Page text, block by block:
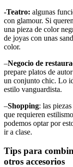
-Teatro: algunas
con glamour. Si
una pieza de color
de joyas con unas
color.
–Negocio de
prepare platos de
un conjunto chic. Lo
estilo vanguardista.
–Shopping: las
que requieren
podemos optar por
ir a clase.
Tips para
otros accesorios